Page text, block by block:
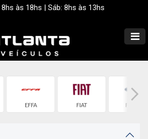
8hs às 18hs | Sáb: 8hs às 13hs
EFFA FIAT FORD